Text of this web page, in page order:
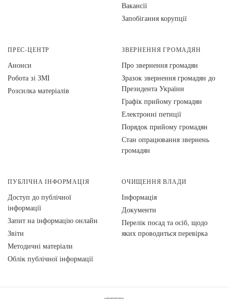
Вакансії
Запобігання корупції
ПРЕС-ЦЕНТР
Анонси
Робота зі ЗМІ
Розсилка матеріалів
ЗВЕРНЕННЯ ГРОМАДЯН
Про звернення громадян
Зразок звернення громадян до
Президента України
Графік прийому громадян
Електронні петиції
Порядок прийому громадян
Стан опрацювання звернень
громадян
ПУБЛІЧНА ІНФОРМАЦІЯ
Доступ до публічної
інформації
Запит на інформацію онлайн
Звіти
Методичні матеріали
Облік публічної інформації
ОЧИЩЕННЯ ВЛАДИ
Інформація
Документи
Перелік посад та осіб, щодо
яких проводиться перевірка